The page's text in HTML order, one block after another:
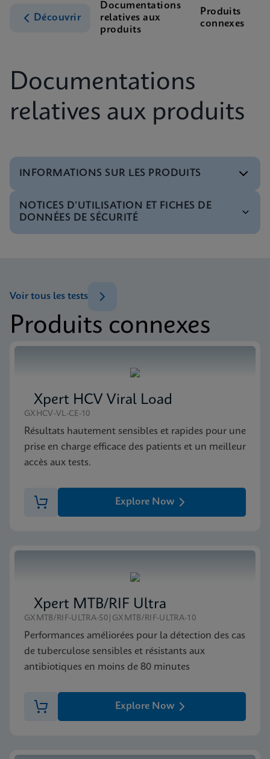
Découvrir
Documentations
relatives aux
produits
Produits
connexes
Documentations
relatives aux produits
INFORMATIONS SUR LES PRODUITS
Menu de tests
Xpert MTB/XDR Brochure CE-IVD (English)
(GeneXpert 10-Color System Brochure)
ENG
NOTICES D’UTILISATION ET FICHES DE
DONNÉES DE SÉCURITÉ
MSDS/FDS
Produits connexes
Voir tous les tests
Xpert HCV Viral Load
GXHCV-VL-CE-10
Résultats hautement sensibles et rapides pour une
prise en charge efficace des patients et un meilleur
accès aux tests.
Explore Now
Xpert MTB/RIF Ultra
GXMTB/RIF-ULTRA-50|GXMTB/RIF-ULTRA-10
Performances améliorées pour la détection des cas
de tuberculose sensibles et résistants aux
antibiotiques en moins de 80 minutes
Explore Now